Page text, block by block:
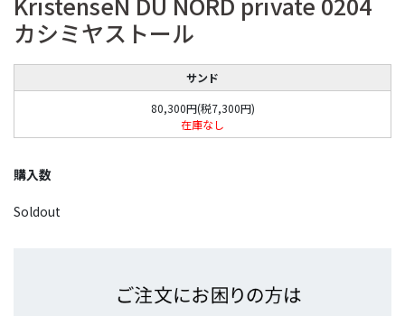
カシミヤストール
サンド
80,300円(税7,300円)
在庫なし
購入数
Soldout